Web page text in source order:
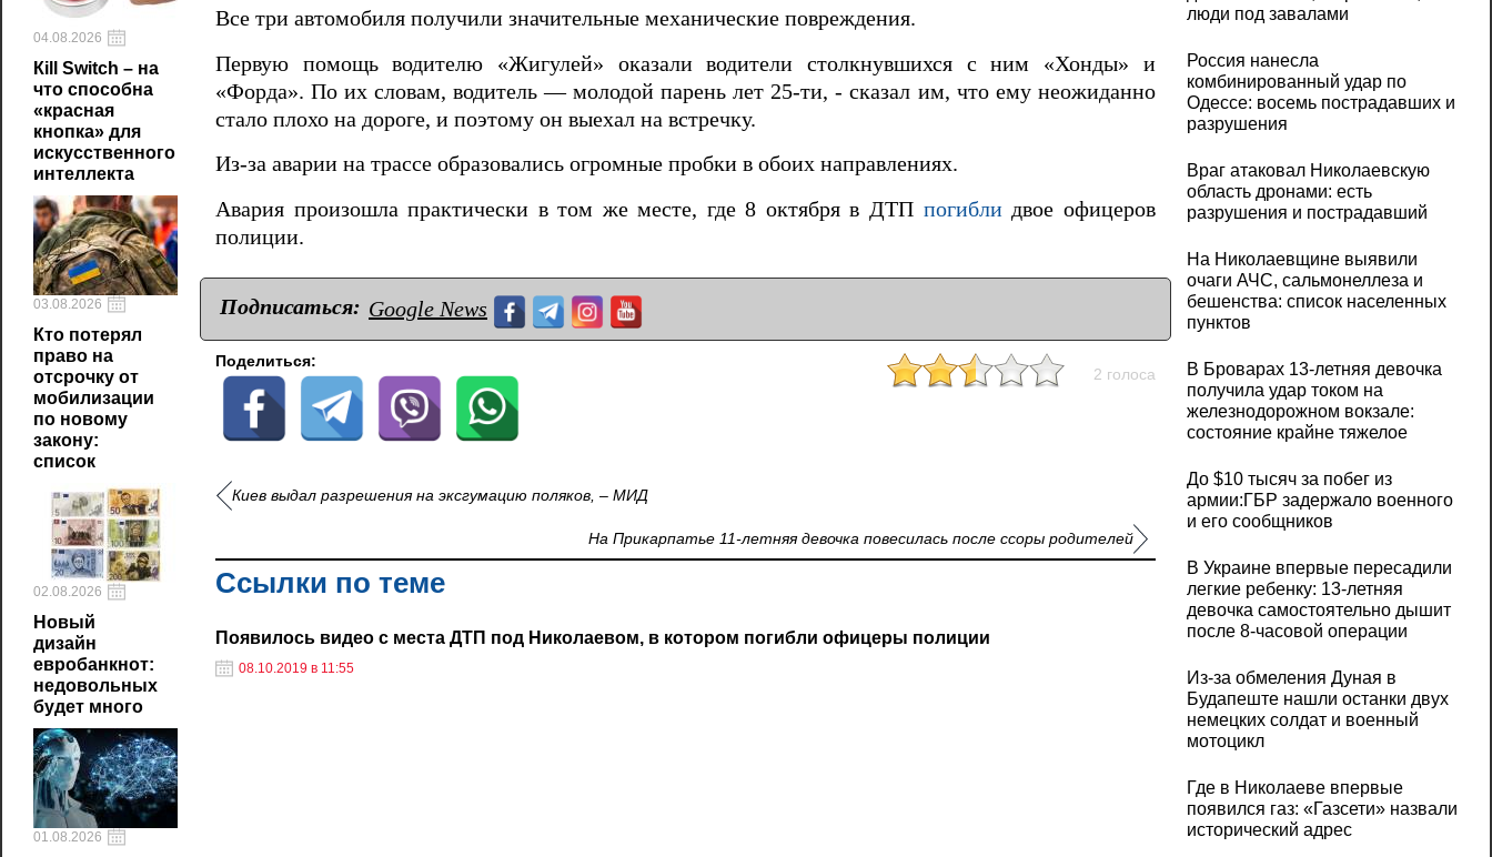
04.08.2026
Кill Switch – на
что способна
«красная
кнопка» для
искусственного
интеллекта
03.08.2026
Кто потерял
право на
отсрочку от
мобилизации
по новому
закону:
список
02.08.2026
Новый
дизайн
евробанкнот:
недовольных
будет много
01.08.2026
Все три автомобиля получили значительные механические повреждения.
Первую помощь водителю «Жигулей» оказали водители столкнувшихся с ним «Хонды» и
«Форда». По их словам, водитель — молодой парень лет 25-ти, - сказал им, что ему неожиданно
стало плохо на дороге, и поэтому он выехал на встречку.
Из-за аварии на трассе образовались огромные пробки в обоих направлениях.
Авария произошла практически в том же месте, где 8 октября в ДТП погиблидвое офицеров
полиции.
Подписаться: Google News
Поделиться:
2 голоса
Киев выдал разрешения на эксгумацию поляков, – МИД
На Прикарпатье 11-летняя девочка повесилась после ссоры родителей
Ссылки по теме
Появилось видео с места ДТП под Николаевом, в котором погибли офицеры полиции
08.10.2019 в 11:55
люди под завалами
Россия нанесла
комбинированный удар по
Одессе: восемь пострадавших и
разрушения
Враг атаковал Николаевскую
область дронами: есть
разрушения и пострадавший
На Николаевщине выявили
очаги АЧС, сальмонеллеза и
бешенства: список населенных
пунктов
В Броварах 13-летняя девочка
получила удар током на
железнодорожном вокзале:
состояние крайне тяжелое
До $10 тысяч за побег из
армии:ГБР задержало военного
и его сообщников
В Украине впервые пересадили
легкие ребенку: 13-летняя
девочка самостоятельно дышит
после 8-часовой операции
Из-за обмеления Дуная в
Будапеште нашли останки двух
немецких солдат и военный
мотоцикл
Где в Николаеве впервые
появился газ: «Газсети» назвали
исторический адрес